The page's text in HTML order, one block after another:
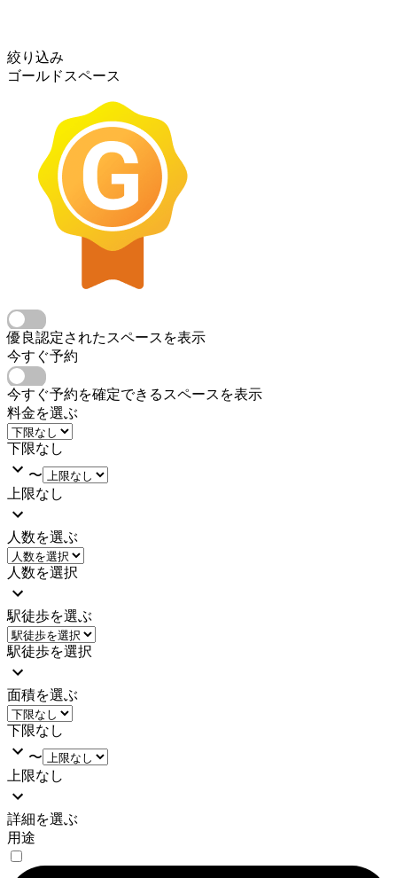
絞り込み
ゴールドスペース
優良認定されたスペースを表示
今すぐ予約
今すぐ予約を確定できるスペースを表示
料金を選ぶ
下限なし
〜
上限なし
人数を選ぶ
人数を選択
駅徒歩を選ぶ
駅徒歩を選択
面積を選ぶ
下限なし
〜
上限なし
詳細を選ぶ
用途